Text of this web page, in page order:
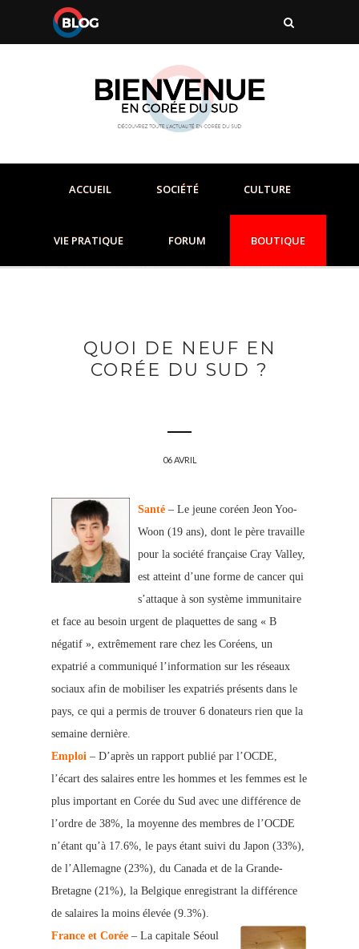
ACCUEIL SOCIÉTÉ CULTURE
VIE PRATIQUE FORUM BOUTIQUE
QUOI DE NEUF EN
CORÉE DU SUD ?
06 AVRIL
Santé – Le jeune coréen Jeon Yoo-
Woon (19 ans), dont le père travaille
pour la société française Cray Valley,
est atteint d’une forme de cancer qui
s’attaque à son système immunitaire
et face au besoin urgent de plaquettes de sang « B
négatif », extrêmement rare chez les Coréens, un
expatrié a communiqué l’information sur les réseaux
sociaux afin de mobiliser les expatriés présents dans le
pays, ce qui a permis de trouver 6 donateurs rien que la
semaine dernière.
Emploi – D’après un rapport publié par l’OCDE,
l’écart des salaires entre les hommes et les femmes est le
plus important en Corée du Sud avec une différence de
l’ordre de 38%, la moyenne des membres de l’OCDE
n’étant qu’à 17.6%, le pays étant suivi du Japon (33%),
de l’Allemagne (23%), du Canada et de la Grande-
Bretagne (21%), la Belgique enregistrant la différence
de salaires la moins élevée (9.3%).
France et Corée – La capitale Séoul